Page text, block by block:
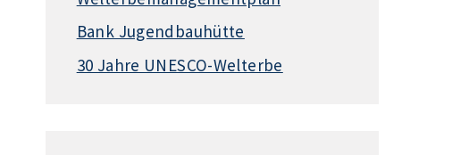
Bank Jugendbauhütte
30 Jahre UNESCO-Welterbe